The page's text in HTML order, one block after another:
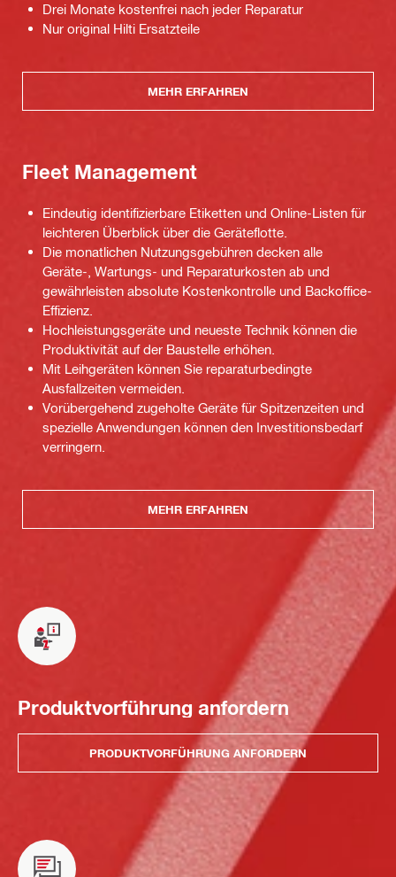
Drei Monate kostenfrei nach jeder Reparatur
Nur original Hilti Ersatzteile
MEHR ERFAHREN
Fleet Management
Eindeutig identifizierbare Etiketten und Online-Listen für
leichteren Überblick über die Geräteflotte.
Die monatlichen Nutzungsgebühren decken alle
Geräte-, Wartungs- und Reparaturkosten ab und
gewährleisten absolute Kostenkontrolle und Backoffice-
Effizienz.
Hochleistungsgeräte und neueste Technik können die
Produktivität auf der Baustelle erhöhen.
Mit Leihgeräten können Sie reparaturbedingte
Ausfallzeiten vermeiden.
Vorübergehend zugeholte Geräte für Spitzenzeiten und
spezielle Anwendungen können den Investitionsbedarf
verringern.
MEHR ERFAHREN
Produktvorführung anfordern
PRODUKTVORFÜHRUNG ANFORDERN